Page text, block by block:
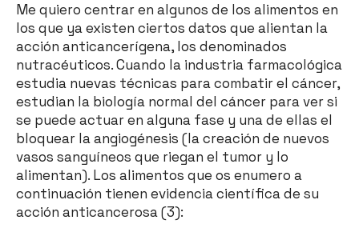
Me quiero centrar en algunos de los alimentos en
los que ya existen ciertos datos que alientan la
acción anticancerígena, los denominados
nutracéuticos. Cuando la industria farmacológica
estudia nuevas técnicas para combatir el cáncer,
estudian la biología normal del cáncer para ver si
se puede actuar en alguna fase y una de ellas el
bloquear la angiogénesis (la creación de nuevos
vasos sanguíneos que riegan el tumor y lo
alimentan). Los alimentos que os enumero a
continuación tienen evidencia científica de su
acción anticancerosa (3):